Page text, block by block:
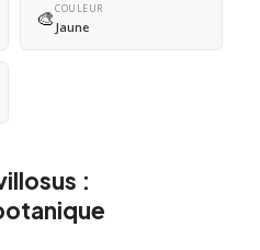
🎨COULEUR
Jaune
: